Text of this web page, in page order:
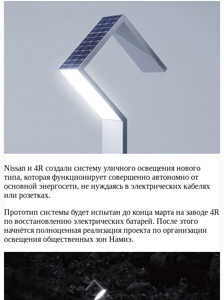
Nissan и 4R создали систему уличного освещения нового
типа, которая функционирует совершенно автономно от
основной энергосети, не нуждаясь в электрических кабелях
или розетках.
Прототип системы будет испытан до конца марта на заводе 4R
по восстановлению электрических батарей. После этого
начнётся полноценная реализация проекта по организации
освещения общественных зон Намиэ.